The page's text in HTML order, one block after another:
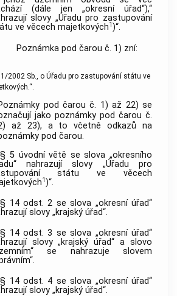
(dále jen „okresní úřad“),“
slovy „Úřadu pro zastupování
ve věcech majetkových1)“.
Poznámka pod čarou č. 1) zní:
2002 Sb., o Úřadu pro zastupování státu ve
pod čarou č. 1) až 22) se
jako poznámky pod čarou č.
až 23), a to včetně odkazů na
pod čarou.
5 úvodní větě se slova „okresního
nahrazují slovy „Úřadu pro
státu ve věcech
1)“.
14 odst. 2 se slova „okresní úřad“
slovy „krajský úřad“.
14 odst. 3 se slova „okresní úřad“
slovy „krajský úřad“ a slovo
se nahrazuje slovem
14 odst. 4 se slova „okresní úřad“
slovy „krajský úřad“.